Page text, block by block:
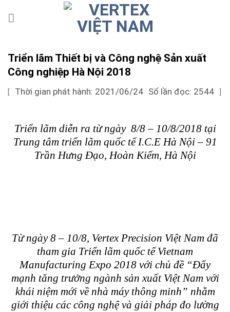
Triển lãm Thiết bị và Công nghệ Sản xuất
Công nghiệp Hà Nội 2018
[ Thời gian phát hành: 2021/06/24 Số lần đọc: 2544 ]
Triển lãm diễn ra từ ngày 8/8 – 10/8/2018 tại
Trung tâm triển lãm quốc tế I.C.E Hà Nội – 91
Trần Hưng Đạo, Hoàn Kiếm, Hà Nội
Từ ngày 8 – 10/8, Vertex Precision Việt Nam đã
tham gia Triển lãm quốc tế Vietnam
Manufacturing Expo 2018 với chủ đề “Đẩy
mạnh tăng trưởng ngành sản xuất Việt Nam với
khái niệm mới về nhà máy thông minh” nhằm
giới thiệu các công nghệ và giải pháp đo lường